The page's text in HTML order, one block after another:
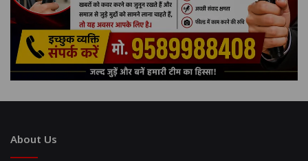
About Us